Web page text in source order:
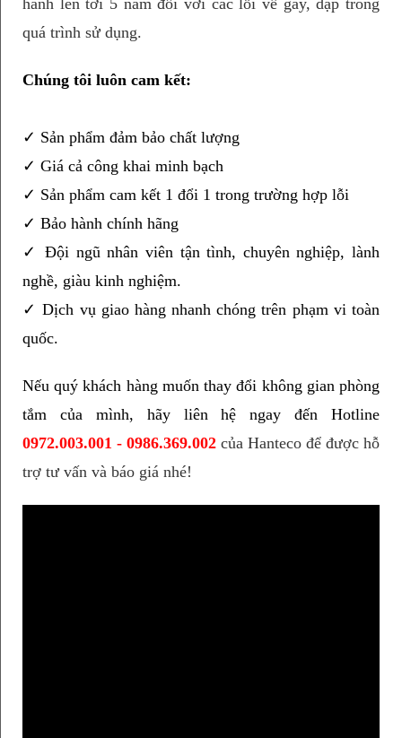
hành lên tới 5 năm đối với các lỗi về gãy, dập trong
quá trình sử dụng.
Chúng tôi luôn cam kết:
✓ Sản phẩm đảm bảo chất lượng
✓ Giá cả công khai minh bạch
✓ Sản phẩm cam kết 1 đổi 1 trong trường hợp lỗi
✓ Bảo hành chính hãng
✓ Đội ngũ nhân viên tận tình, chuyên nghiệp, lành
nghề, giàu kinh nghiệm.
✓ Dịch vụ giao hàng nhanh chóng trên phạm vi toàn
quốc.
Nếu quý khách hàng muốn thay đổi không gian phòng
0972.003.001 - 0986.369.002 của Hanteco để được hỗ
trợ tư vấn và báo giá nhé!